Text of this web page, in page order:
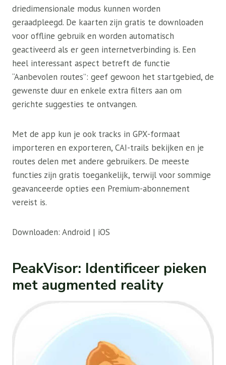
driedimensionale modus kunnen worden
geraadpleegd. De kaarten zijn gratis te downloaden
voor offline gebruik en worden automatisch
geactiveerd als er geen internetverbinding is. Een
heel interessant aspect betreft de functie
“Aanbevolen routes”: geef gewoon het startgebied, de
gewenste duur en enkele extra filters aan om
gerichte suggesties te ontvangen.
Met de app kun je ook tracks in GPX-formaat
importeren en exporteren, CAI-trails bekijken en je
routes delen met andere gebruikers. De meeste
functies zijn gratis toegankelijk, terwijl voor sommige
geavanceerde opties een Premium-abonnement
vereist is.
Downloaden: Android | iOS
PeakVisor: Identificeer pieken
met augmented reality